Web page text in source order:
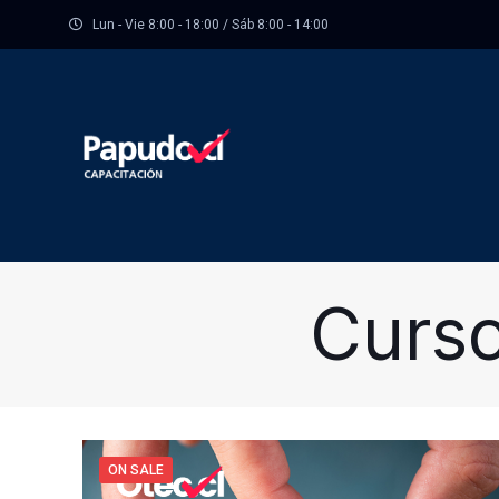
Lun - Vie 8:00 - 18:00 / Sáb 8:00 - 14:00
ON SALE